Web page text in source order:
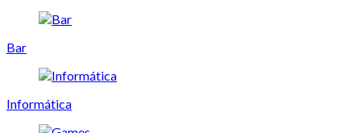
Bar
Informática